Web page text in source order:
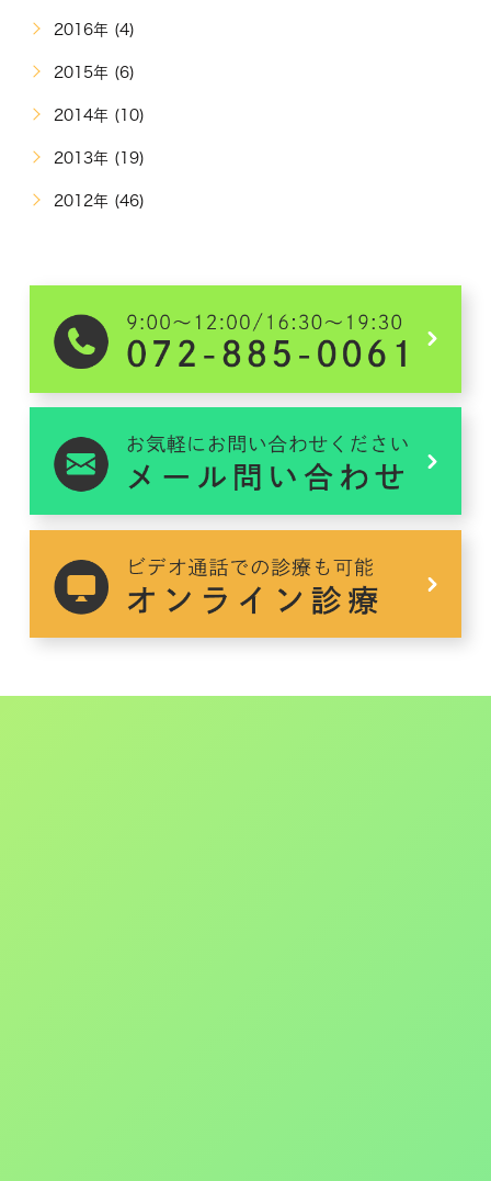
2016年 (4)
2015年 (6)
2014年 (10)
2013年 (19)
2012年 (46)